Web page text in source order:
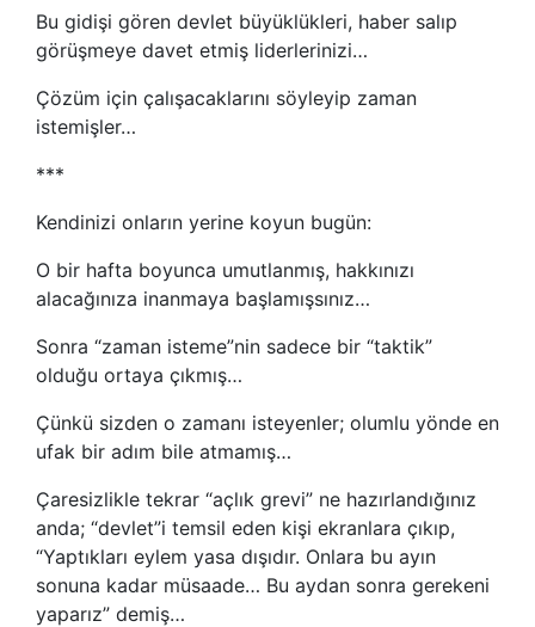
Bu gidişi gören devlet büyüklükleri, haber salıp
görüşmeye davet etmiş liderlerinizi…
Çözüm için çalışacaklarını söyleyip zaman
istemişler…
***
Kendinizi onların yerine koyun bugün:
O bir hafta boyunca umutlanmış, hakkınızı
alacağınıza inanmaya başlamışsınız…
Sonra “zaman isteme”nin sadece bir “taktik”
olduğu ortaya çıkmış…
Çünkü sizden o zamanı isteyenler; olumlu yönde en
ufak bir adım bile atmamış…
Çaresizlikle tekrar “açlık grevi” ne hazırlandığınız
anda; “devlet”i temsil eden kişi ekranlara çıkıp,
“Yaptıkları eylem yasa dışıdır. Onlara bu ayın
sonuna kadar müsaade… Bu aydan sonra gerekeni
yaparız” demiş…